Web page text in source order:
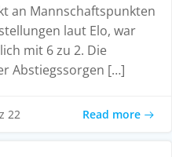
an Mannschaftspunkten
laut Elo, war
mit 6 zu 2. Die
Abstiegssorgen […]
22 Read more